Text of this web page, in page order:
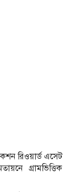
রিওয়ার্ড এসেট
গ্রামভিত্তিক